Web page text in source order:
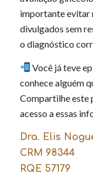
importante evitar
divulgados sem
o diagnóstico
Você já teve
conhece alguém
Compartilhe este
acesso a essas
Dra. Elis
CRM 98344
RQE 57179